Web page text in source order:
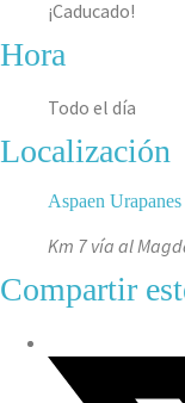
¡Caducado!
Hora
Todo el día
Localización
Aspaen Urapanes
Km 7 vía al
Compartir